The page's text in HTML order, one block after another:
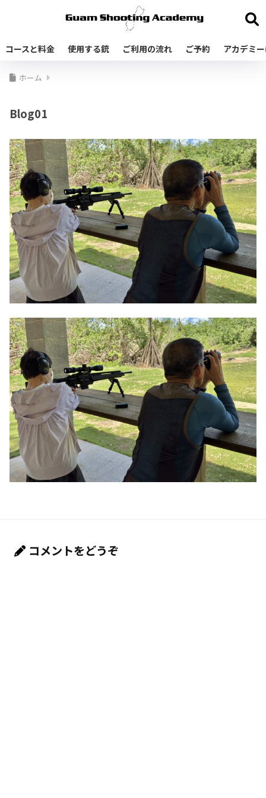
コースと料金 使用する銃 ご利用の流れ ご予約 アカデミ
ホーム
Blog01
コメントをどうぞ